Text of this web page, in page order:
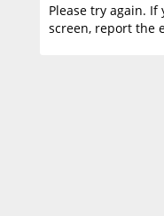
Please try again.
screen, report the